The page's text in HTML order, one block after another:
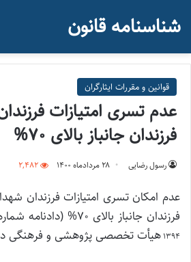
شناسنامه قانون
قوانین و مقررات ایثارگران
عدم تسری امتیازات
فرزندان جانباز بالای 70%
رسول رضایی ۲۸ مرداد‌ماه ۱۴۰۰ 2,482
عدم امکان تسری امتیازات فرزندان
فرزندان جانباز بالای 70% (دادنامه شماره
1394 هیأت تخصصی پژوهشی و فرهنگی